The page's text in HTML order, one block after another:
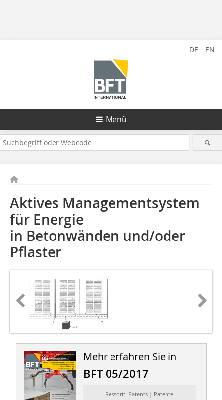
DE EN
Menü
Aktives Managementsystem
für Energie
in Betonwänden und/oder
Pflaster
Mehr erfahren Sie in
BFT 05/2017
Ressort: Patents | Patente